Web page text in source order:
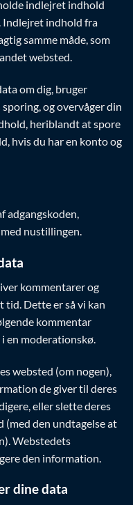
indlejret indhold
Indlejret indhold fra
samme måde, som
websted.
om dig, bruger
og overvåger din
heriblandt at spore
hvis du har en konto og
adgangskoden,
nustillingen.
kommentarer og
tid. Dette er så vi kan
kommentar
en moderationskø.
websted (om nogen),
de giver til deres
eller slette deres
den undtagelse at
Webstedets
den information.
dine data